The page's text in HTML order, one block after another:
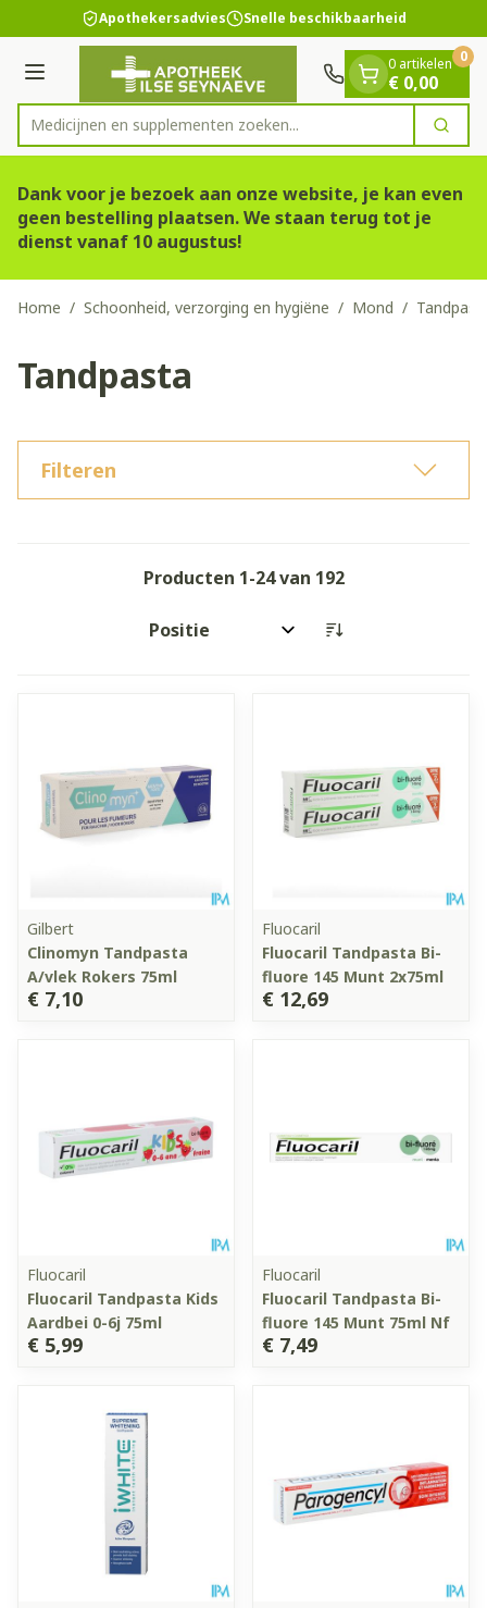
Ga naar de inhoud
1 van 1 Apothekersadvies Snelle beschikbaarheid
Menu
Product, merk, categorie...
Medicijnen en supplementen zoeken... Zoek
0 artikelen
€ 0,00
0
Dank voor je bezoek aan onze website, je kan even
geen bestelling plaatsen. We staan terug tot je
dienst vanaf 10 augustus!
Home / Schoonheid, verzorging en hygiëne / Mond /
Tandpasta
Filteren
Producten 1-24van 192
Sorteer op:
Gilbert
Clinomyn Tandpasta
A/vlek Rokers 75ml
€ 7,10
Fluocaril
Fluocaril Tandpasta Bi-
fluore 145 Munt 2x75ml
€ 12,69
Fluocaril
Fluocaril Tandpasta Kids
Aardbei 0-6j 75ml
€ 5,99
Fluocaril
Fluocaril Tandpasta Bi-
fluore 145 Munt 75ml Nf
€ 7,49